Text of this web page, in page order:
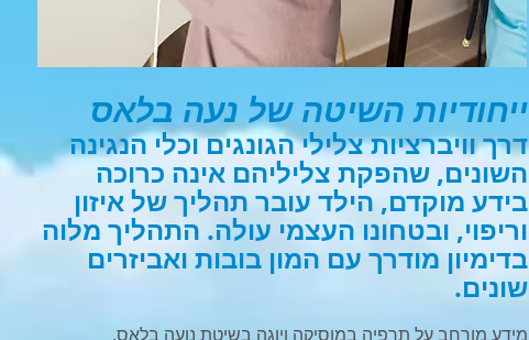
ייחודיות השיטה של נעה בלאס
דרך וויברציות צלילי הגונגים וכלי הנגינה
השונים, שהפקת צליליהם אינה כרוכה
בידע מוקדם, הילד עובר תהליך של איזון
וריפוי, ובטחונו העצמי עולה. התהליך מלוה
בדימיון מודרך עם המון בובות ואביזרים
שונים.
מידע מורחב על תרפיה במוסיקה ויוגה בשיטת נועה בלאס​.​